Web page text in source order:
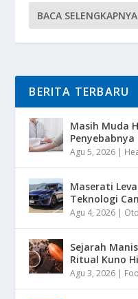
BACA SELENGKAPNYA
BERITA TERBARU
Masih Muda
Penyebabnya
Agu 5, 2026 |
Maserati
Teknologi
Agu 4, 2026 |
Sejarah
Ritual Kuno
Agu 3, 2026 |